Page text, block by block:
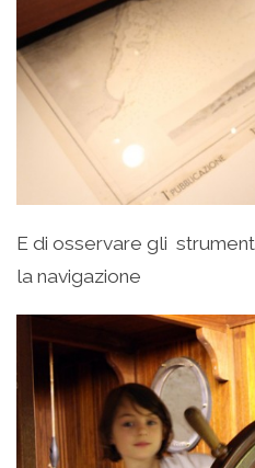
E di osservare gli
la navigazione